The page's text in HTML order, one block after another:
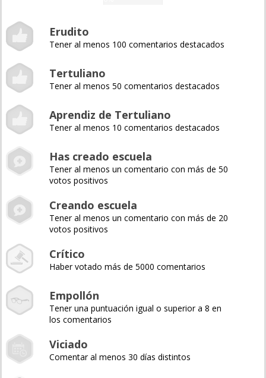
Erudito
Tener al menos 100 comentarios destacados
Tertuliano
Tener al menos 50 comentarios destacados
Aprendiz de Tertuliano
Tener al menos 10 comentarios destacados
Has creado escuela
Tener al menos un comentario con más de 50
votos positivos
Creando escuela
Tener al menos un comentario con más de 20
votos positivos
Crítico
Haber votado más de 5000 comentarios
Empollón
Tener una puntuación igual o superior a 8 en
los comentarios
Viciado
Comentar al menos 30 días distintos